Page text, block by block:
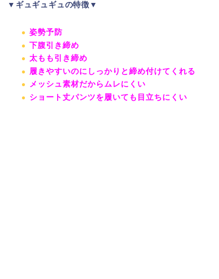
▼ギュギュギュの特徴▼
姿勢予防
下腹引き締め
太もも引き締め
履きやすいのにしっかりと締め付けてくれる
メッシュ素材だからムレにくい
ショート丈パンツを履いても目立ちにくい